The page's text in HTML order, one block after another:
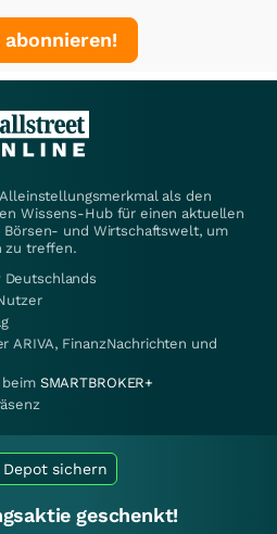
als den
Wissens-Hub für einen aktuellen
Börsen- und Wirtschaftswelt, um
zu treffen.
Deutschlands
ARIVA, FinanzNachrichten und
beim SMARTBROKER+
sichern
geschenkt!